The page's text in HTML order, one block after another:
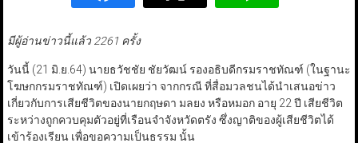
มีผู้อ่านข่าวนี้แล้ว 2261 ครั้ง
วันนี้ (21 มิ.ย.64) นายธวัชชัย ชัยวัฒน์ รองอธิบดีกรมราชทัณฑ์ (ในฐานะ
โฆษกกรมราชทัณฑ์) เปิดเผยว่า จากกรณี ที่สื่อมวลชนได้นำเสนอข่าว
เกี่ยวกับการเสียชีวิตของนายกฤษดา มลยง หรือหมอก อายุ 22 ปี เสียชีวิต
ระหว่างถูกควบคุมตัวอยู่ที่เรือนจำจังหวัดตรัง ซึ่งญาติของผู้เสียชีวิตได้
เข้าร้องเรียน เพื่อขอความเป็นธรรม นั้น